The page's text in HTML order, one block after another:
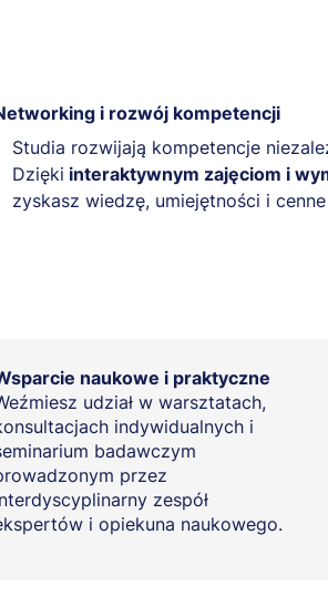
i rozwój kompetencji
Studia rozwijają kompetencje
Dzięki interaktywnym zajęciom i
zyskasz wiedzę, umiejętności i
naukowe i praktyczne
udział w warsztatach,
indywidualnych i
badawczym
przez
zespół
i opiekuna naukowego.